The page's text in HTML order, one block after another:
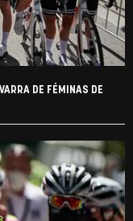
DE FÉMINAS DE